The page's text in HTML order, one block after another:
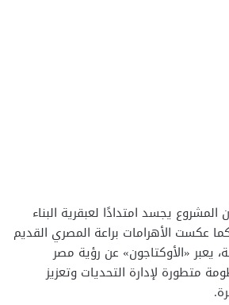
يجسد امتدادًا لعبقرية البناء
عكست الأهرامات براعة المصري القديم
يعبر «الأوكتاجون» عن رؤية مصر
متطورة لإدارة التحديات وتعزيز